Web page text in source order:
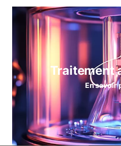
Traitement
En savoir